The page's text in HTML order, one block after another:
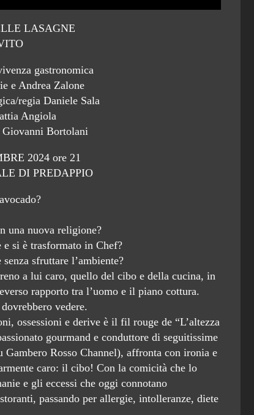
LASAGNE
gastronomica
e Andrea Zalone
regia Daniele Sala
Angiola
Bortolani
2024 ore 21
DI PREDAPPIO
una nuova religione?
e si è trasformato in Chef?
sfruttare l’ambiente?
a lui caro, quello del cibo e della cucina, in
rapporto tra l’uomo e il piano cottura.
vedere.
ossessioni e derive è il fil rouge de “L’altezza
gourmand e conduttore di seguitissime
Rosso Channel), affronta con ironia e
caro: il cibo! Con la comicità che lo
e gli eccessi che oggi connotano
passando per allergie, intolleranze, diete